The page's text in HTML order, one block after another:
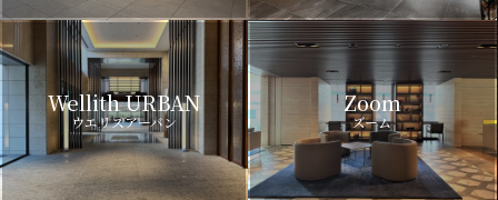
Wellith URBAN
ウエリスアーバン
Zoom
ズーム